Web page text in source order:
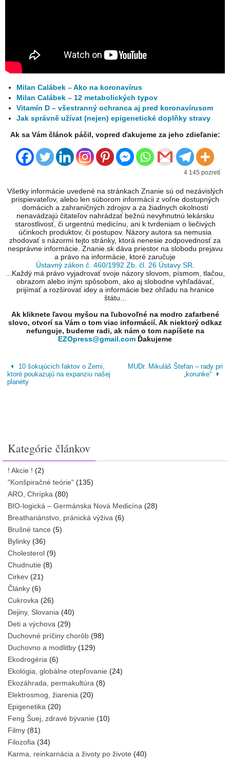
Milan Calábek – Ako na koronavírus
Milan Calábek – 12 metabolických typov
Vitamín D – všestranný ochranca aj pred koronavírusom
Jak správně užívat (nejen) epigenetické doplňky stravy
Ak sa Vám článok páčil, vopred ďakujeme za jeho zdieľanie:
4 145 pozretí
Všetky informácie uvedené na stránkach Znanie sú od nezávislých
prispievateľov, alebo len súborom informácii z voľne dostupných
domácich a zahraničných zdrojov a za žiadnych okolností
nenavádzajú čitateľov nahrádzať bežnú nevyhnutnú lekársku
starostlivosť, či urgentnú medicínu, ani k tvrdeniam o liečivých
účinkoch produktov, či postupov. Názory autora sa nemusia
zhodovať s názormi tejto stránky, ktorá nenesie zodpovednosť za
nesprávne informácie. Znanie.sk dáva priestor na slobodu prejavu
a právo na informácie, ktoré zaručuje
Ústavný zákon č. 460/1992 Zb. čl. 26 Ústavy SR
...Každý má právo vyjadrovať svoje názory slovom, písmom, tlačou,
obrazom alebo iným spôsobom, ako aj slobodne vyhľadávať,
prijímať a rozširovať idey a informácie bez ohľadu na hranice
štátu...
Ak kliknete ľavou myšou na ľubovoľné na modro zafarbené
slovo, otvorí sa Vám o tom viac informácií. Ak niektorý odkaz
nefunguje, budeme radi, ak nám o tom napíšete na
EZOpress@gmail.com Ďakujeme
10 šokujúcich faktov o Zemi,
ktoré poukazujú na expanziu našej
planéty
MUDr. Mikuláš Štefan – rady pri
„korunke“
Kategórie článkov
! Akcie ! (2)
"Konšpiračné teórie" (135)
ARO, Chrípka (80)
BIO-logická – Germánska Nová Medicína (28)
Breathariánstvo, pránická výživa (6)
Brušné tance (5)
Bylinky (36)
Cholesterol (9)
Chudnutie (8)
Cirkev (21)
Články (6)
Cukrovka (26)
Dejiny, Slovania (40)
Deti a výchova (29)
Duchovné príčiny chorôb (98)
Duchovno a modlitby (129)
Ekodrogéria (6)
Ekológia, globálne otepľovanie (24)
Ekozáhrada, permakultúra (8)
Elektrosmog, žiarenia (20)
Epigenetika (20)
Feng Šuej, zdravé bývanie (10)
Filmy (81)
Filozofia (34)
Karma, reinkarnácia a životy po živote (40)